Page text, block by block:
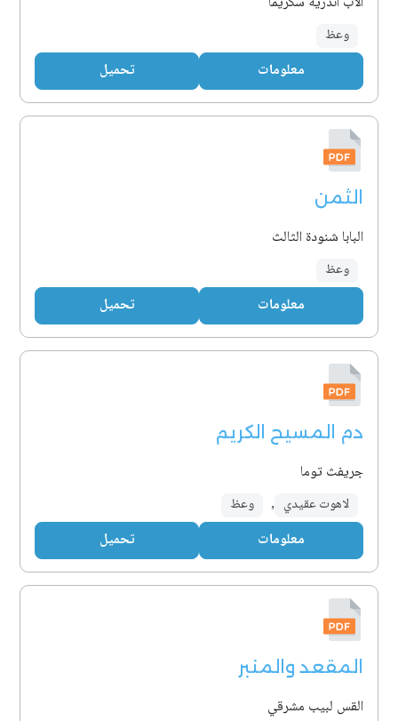
وعظ
معلومات تحميل
الثمن
البابا شنودة الثالث
وعظ
معلومات تحميل
دم المسيح الكريم
جريفث توما
لاهوت عقيدي , وعظ
معلومات تحميل
المقعد والمنبر
القس لبيب مشرقي